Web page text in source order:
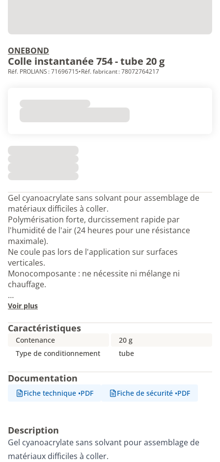
ONEBOND
Colle instantanée 754 - tube 20 g
Réf. PROLIANS : 71696715•Réf. fabricant : 78072764217
Gel cyanoacrylate sans solvant pour assemblage de
matériaux difficiles à coller.
Polymérisation forte, durcissement rapide par
l'humidité de l'air (24 heures pour une résistance
maximale).
Ne coule pas lors de l'application sur surfaces
verticales.
Monocomposante : ne nécessite ni mélange ni
chauffage.
…
Voir plus
Caractéristiques
Contenance
20 g
Type de conditionnement
tube
Documentation
Fiche technique •PDF Fiche de sécurité •PDF
Description
Gel cyanoacrylate sans solvant pour assemblage de
matériaux difficiles à coller.